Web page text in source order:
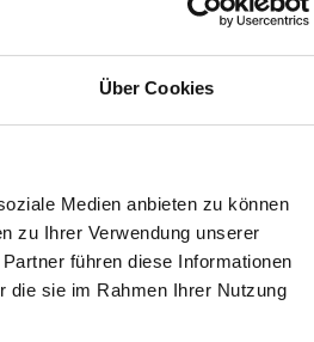
Über Cookies
Medien anbieten zu können
zu Ihrer Verwendung unserer
führen diese Informationen
die sie im Rahmen Ihrer Nutzung